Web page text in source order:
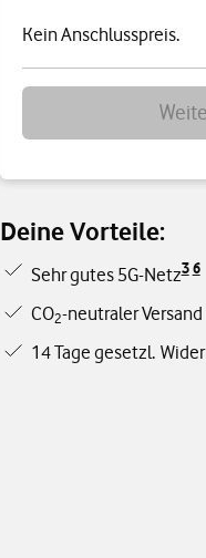
Kein Anschlusspreis.
Deine Vorteile:
Sehr gutes 5G-Netz3 6
CO2-neutraler Versand
14 Tage gesetzl.